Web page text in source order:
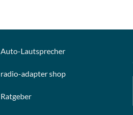
Auto-Lautsprecher
radio-adapter shop
Ratgeber